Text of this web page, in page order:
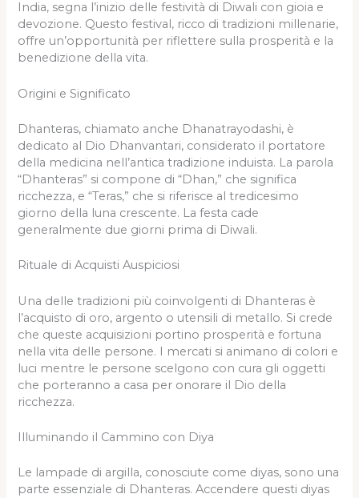
India, segna l’inizio delle festività di Diwali con gioia e
devozione. Questo festival, ricco di tradizioni millenarie,
offre un’opportunità per riflettere sulla prosperità e la
benedizione della vita.
Origini e Significato
Dhanteras, chiamato anche Dhanatrayodashi, è
dedicato al Dio Dhanvantari, considerato il portatore
della medicina nell’antica tradizione induista. La parola
“Dhanteras” si compone di “Dhan,” che significa
ricchezza, e “Teras,” che si riferisce al tredicesimo
giorno della luna crescente. La festa cade
generalmente due giorni prima di Diwali.
Rituale di Acquisti Auspiciosi
Una delle tradizioni più coinvolgenti di Dhanteras è
l’acquisto di oro, argento o utensili di metallo. Si crede
che queste acquisizioni portino prosperità e fortuna
nella vita delle persone. I mercati si animano di colori e
luci mentre le persone scelgono con cura gli oggetti
che porteranno a casa per onorare il Dio della
ricchezza.
Illuminando il Cammino con Diya
Le lampade di argilla, conosciute come diyas, sono una
parte essenziale di Dhanteras. Accendere questi diyas